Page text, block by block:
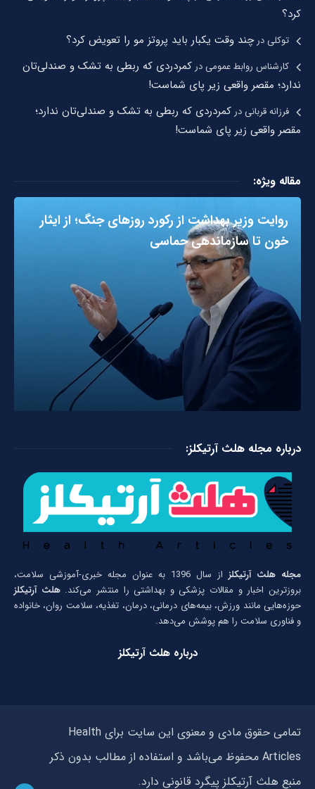
کرد؟
توکلیدرچند وقت یکبار باید پروتز مو را تعویض کرد؟
کارشناس روابط عمومیدر کمردردی که ربطی به تشک و صندلی‌تان
ندارد؛ مقصر واقعی زیر پای شماست!
فرزانه قربانیدر کمردردی که ربطی به تشک و صندلی‌تان ندارد؛
مقصر واقعی زیر پای شماست!
مقاله ویژه:
روایت وزیر بهداشت از رکورد روزهای جنگ؛ از ایثار
خون تا سازماندهی حماسی
درباره مجله هلث آرتیکلز:
مجله هلث آرتیکلز
از سال 1396 به عنوان مجله خبری-آموزشی سلامت،
بروزترین اخبار و مقالات پزشکی و بهداشتی را منتشر می‌کند.هلث آرتیکلز
حوزه‌هایی مانند ورزش، بیمه‌های درمانی، درمان، تغذیه، سلامت روان، خانواده
و فناوری سلامت را هم پوشش می‌دهد.
درباره هلث آرتیکلز
تمامی حقوق مادی و معنوی این سایت برای Health
Articles محفوظ می‌باشد و استفاده از مطالب بدون ذکر
منبع هلث آرتیکلز پیگرد قانونی دارد.